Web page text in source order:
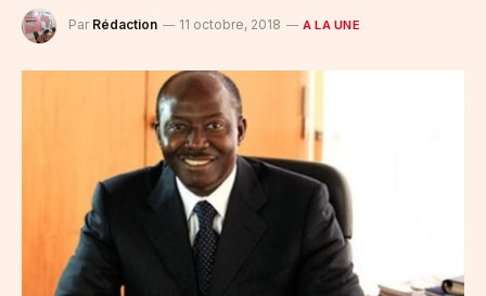
Par Rédaction 11 octobre, 2018 A LA UNE